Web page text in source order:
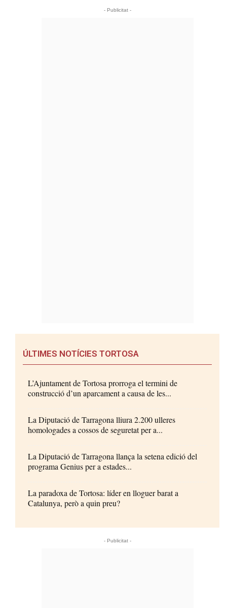
- Publicitat -
ÚLTIMES NOTÍCIES TORTOSA
L’Ajuntament de Tortosa prorroga el termini de
construcció d’un aparcament a causa de les...
La Diputació de Tarragona lliura 2.200 ulleres
homologades a cossos de seguretat per a...
La Diputació de Tarragona llança la setena edició del
programa Genius per a estades...
La paradoxa de Tortosa: líder en lloguer barat a
Catalunya, però a quin preu?
- Publicitat -